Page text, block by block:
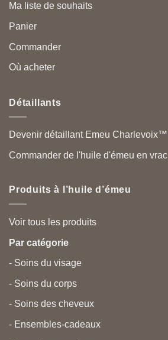
Ma liste de souhaits
Panier
Commander
Où acheter
Détaillants
Devenir détaillant Emeu Charlevoix™
Commander de l'huile d'émeu en vrac
Produits à l’huile d’émeu
Voir tous les produits
Par catégorie
- Soins du visage
- Soins du corps
- Soins des cheveux
- Ensembles-cadeaux